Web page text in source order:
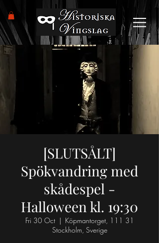
[SLUTSÅLT]
Spökvandring med
skådespel -
Halloween kl. 19:30
Fri 30 Oct
  |
Köpmantorget, 111 31
Stockholm, Sverige